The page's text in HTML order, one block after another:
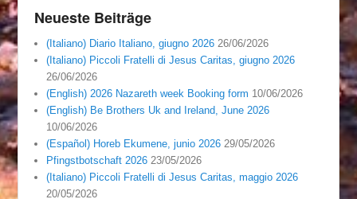
Neueste Beiträge
(Italiano) Diario Italiano, giugno 2026 26/06/2026
(Italiano) Piccoli Fratelli di Jesus Caritas, giugno 2026
26/06/2026
(English) 2026 Nazareth week Booking form 10/06/2026
(English) Be Brothers Uk and Ireland, June 2026
10/06/2026
(Español) Horeb Ekumene, junio 2026 29/05/2026
Pfingstbotschaft 2026 23/05/2026
(Italiano) Piccoli Fratelli di Jesus Caritas, maggio 2026
20/05/2026